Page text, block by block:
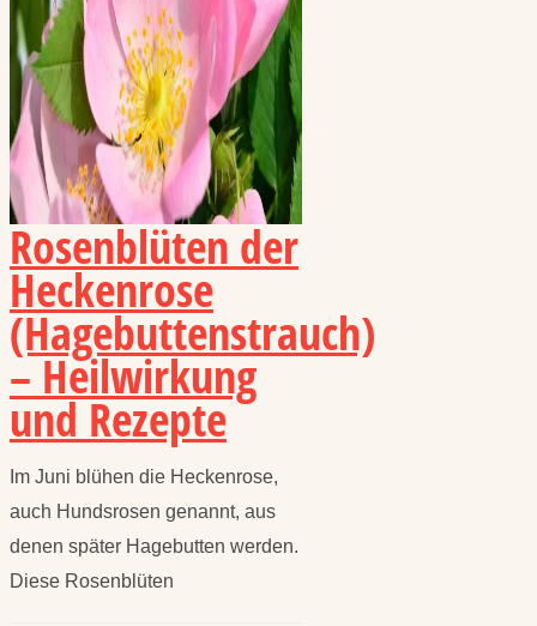
Rosenblüten der
Heckenrose
(Hagebuttenstrauch)
– Heilwirkung
und Rezepte
Im Juni blühen die Heckenrose,
auch Hundsrosen genannt, aus
denen später Hagebutten werden.
Diese Rosenblüten